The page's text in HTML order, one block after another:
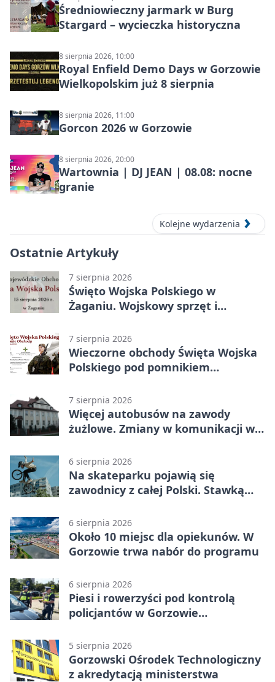
Średniowieczny jarmark w Burg
Stargard – wycieczka historyczna
8 sierpnia 2026, 10:00
Royal Enfield Demo Days w Gorzowie
Wielkopolskim już 8 sierpnia
8 sierpnia 2026, 11:00
Gorcon 2026 w Gorzowie
8 sierpnia 2026, 20:00
Wartownia | DJ JEAN | 08.08: nocne
granie
Kolejne wydarzenia
Ostatnie Artykuły
7 sierpnia 2026
Święto Wojska Polskiego w
Żaganiu. Wojskowy sprzęt i
7 sierpnia 2026
Wieczorne obchody Święta Wojska
Polskiego pod pomnikiem
7 sierpnia 2026
Więcej autobusów na zawody
żużlowe. Zmiany w komunikacji w
6 sierpnia 2026
Na skateparku pojawią się
zawodnicy z całej Polski. Stawką
6 sierpnia 2026
Około 10 miejsc dla opiekunów. W
Gorzowie trwa nabór do programu
6 sierpnia 2026
Piesi i rowerzyści pod kontrolą
policjantów w Gorzowie
5 sierpnia 2026
Gorzowski Ośrodek Technologiczny
z akredytacją ministerstwa